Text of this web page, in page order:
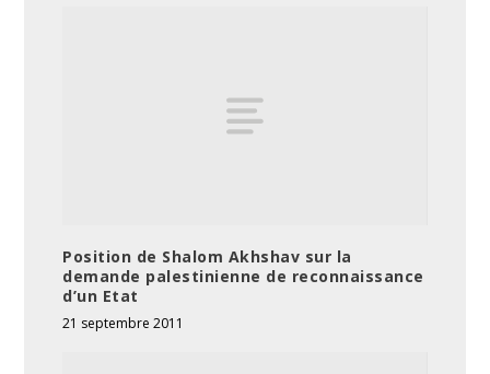
Position de Shalom Akhshav sur la
demande palestinienne de reconnaissance
d’un Etat
21 septembre 2011